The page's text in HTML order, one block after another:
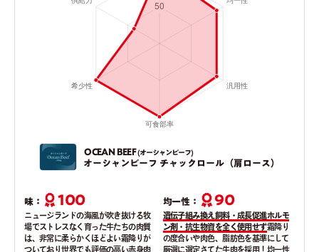
OCEAN BEEF(オーシャンビーフ)
オーシャンビーフ チャックロール（肩ロース）
味： 100
ニュージランドの海風が吹き抜ける牧
場でストレスなく育った牛たちの肉質
は、非常に柔らかくほどよい霜降りが
ついており世界でも評価の高い赤身肉
均一性： 90
遺伝子組み換え飼料・成長促進ホルモ
ン剤・抗生物資を全く使用せず霜降り
の度合いや肉色、脂肪色を基準にして
厳選に選定さてた牛肉を採用！均一性